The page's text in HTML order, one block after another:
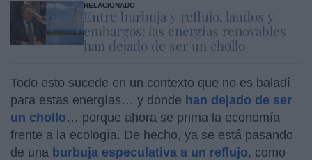
RELACIONADO
Entre burbuja y reflujo, laudos y
embargos: las energías renovables
han dejado de ser un chollo
Todo esto sucede en un contexto que no es baladí
para estas energías… y donde han dejado de ser
un chollo… porque ahora se prima la economía
frente a la ecología. De hecho, ya se está pasando
de una burbuja especulativa a un reflujo, como